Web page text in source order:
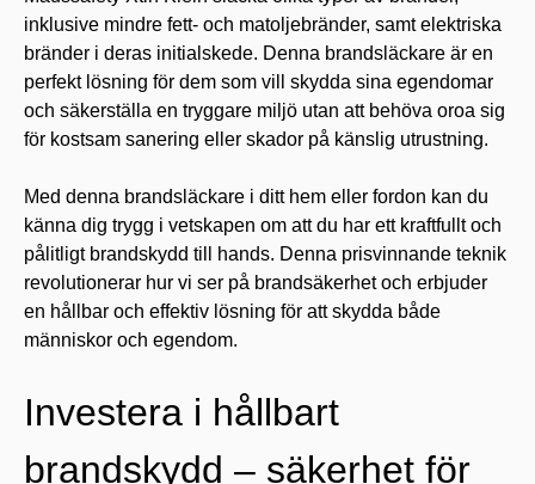
inklusive mindre fett- och matoljebränder, samt elektriska
bränder i deras initialskede. Denna brandsläckare är en
perfekt lösning för dem som vill skydda sina egendomar
och säkerställa en tryggare miljö utan att behöva oroa sig
för kostsam sanering eller skador på känslig utrustning.
Med denna brandsläckare i ditt hem eller fordon kan du
känna dig trygg i vetskapen om att du har ett kraftfullt och
pålitligt brandskydd till hands. Denna prisvinnande teknik
revolutionerar hur vi ser på brandsäkerhet och erbjuder
en hållbar och effektiv lösning för att skydda både
människor och egendom.
Investera i hållbart
brandskydd – säkerhet för